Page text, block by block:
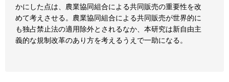
かにした点は、農業協同組合による共同販売の重要性を改
めて考えさせる。農業協同組合による共同販売が世界的に
も独占禁止法の適用除外とされるなか、本研究は新自由主
義的な規制改革のあり方を考えるうえで一助になる。